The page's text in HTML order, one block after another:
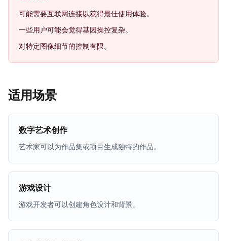
可能需要互联网连接以获得最佳使用体验。
一些用户可能会觉得基因操控复杂。
对特定图像细节的控制有限。
适用场景
数字艺术创作
艺术家可以为作品集或项目生成独特的作品。
游戏设计
游戏开发者可以创建角色设计和背景。